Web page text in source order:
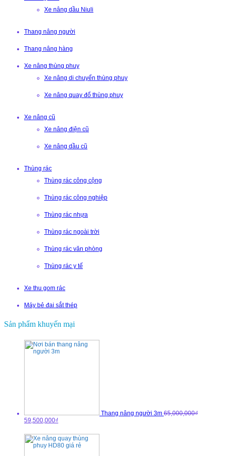
Xe nâng dầu Niuli
Thang nâng người
Thang nâng hàng
Xe nâng thùng phuy
Xe nâng di chuyển thùng phuy
Xe nâng quay đổ thùng phuy
Xe nâng cũ
Xe nâng điện cũ
Xe nâng dầu cũ
Thùng rác
Thùng rác công cộng
Thùng rác công nghiệp
Thùng rác nhựa
Thùng rác ngoài trời
Thùng rác văn phòng
Thùng rác y tế
Xe thu gom rác
Máy bẻ đai sắt thép
Sản phẩm khuyến mại
Thang nâng người 3m 65,000,000₫
59,500,000₫